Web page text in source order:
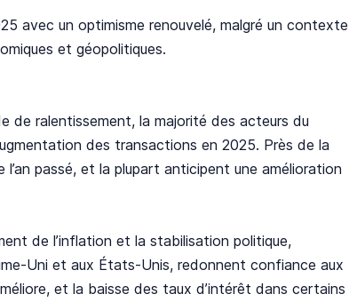
avec un optimisme renouvelé, malgré un contexte
et géopolitiques.
de ralentissement, la majorité des acteurs du
des transactions en 2025. Près de la
passé, et la plupart anticipent une amélioration
de l’inflation et la stabilisation politique,
Uni et aux États-Unis, redonnent confiance aux
et la baisse des taux d’intérêt dans certains